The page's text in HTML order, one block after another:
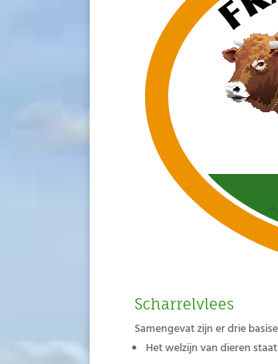
Scharrelvlees
Samengevat zijn er drie
Het welzijn van dieren